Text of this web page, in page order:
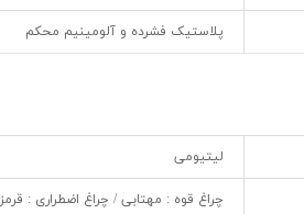
پلاستیک فشرده و آلومینیم محکم
لیتیومی
چراغ قوه : مهتابی / چراغ اضطراری : قرمز